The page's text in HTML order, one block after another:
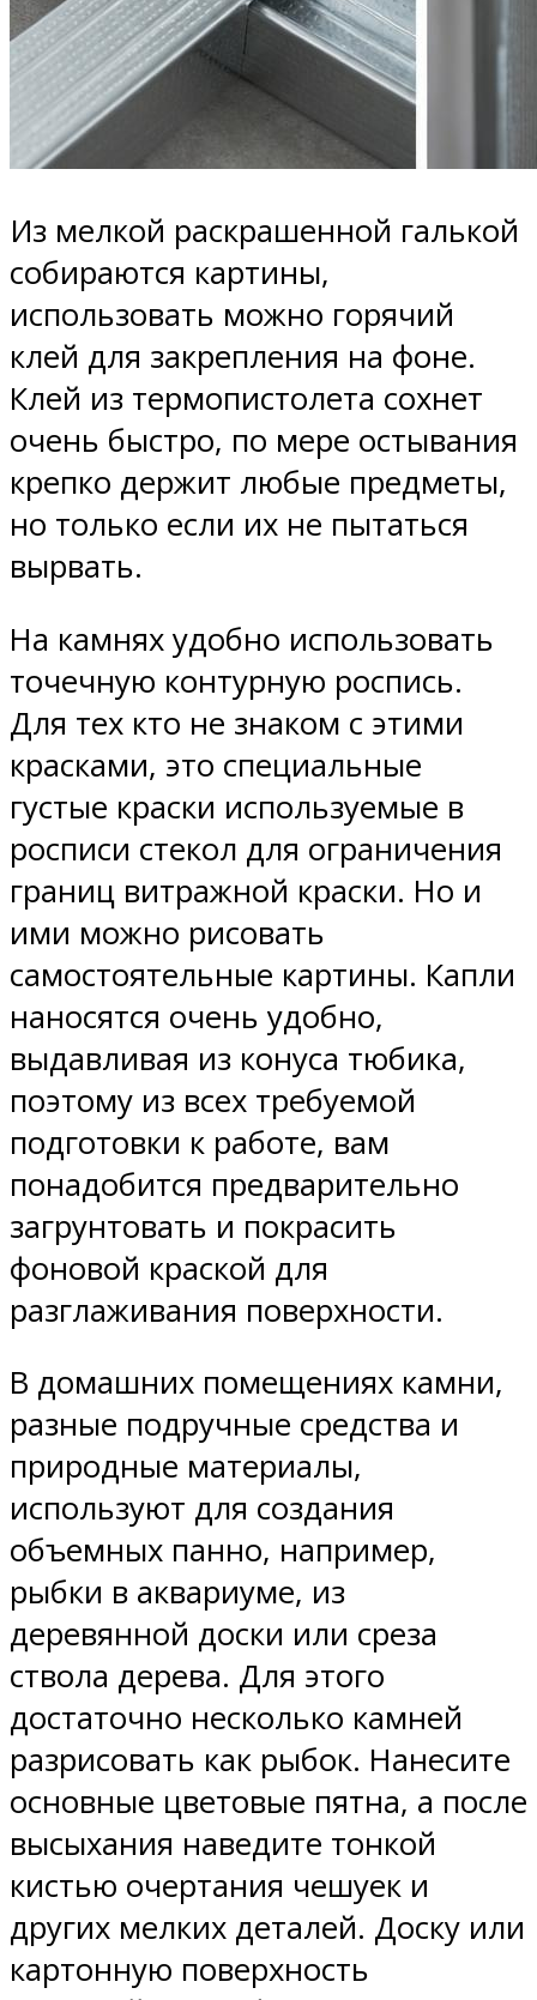
Из мелкой раскрашенной галькой
собираются картины,
использовать можно горячий
клей для закрепления на фоне.
Клей из термопистолета сохнет
очень быстро, по мере остывания
крепко держит любые предметы,
но только если их не пытаться
вырвать.
На камнях удобно использовать
точечную контурную роспись.
Для тех кто не знаком с этими
красками, это специальные
густые краски используемые в
росписи стекол для ограничения
границ витражной краски. Но и
ими можно рисовать
самостоятельные картины. Капли
наносятся очень удобно,
выдавливая из конуса тюбика,
поэтому из всех требуемой
подготовки к работе, вам
понадобится предварительно
загрунтовать и покрасить
фоновой краской для
разглаживания поверхности.
В домашних помещениях камни,
разные подручные средства и
природные материалы,
используют для создания
объемных панно, например,
рыбки в аквариуме, из
деревянной доски или среза
ствола дерева. Для этого
достаточно несколько камней
разрисовать как рыбок. Нанесите
основные цветовые пятна, а после
высыхания наведите тонкой
кистью очертания чешуек и
других мелких деталей. Доску или
картонную поверхность